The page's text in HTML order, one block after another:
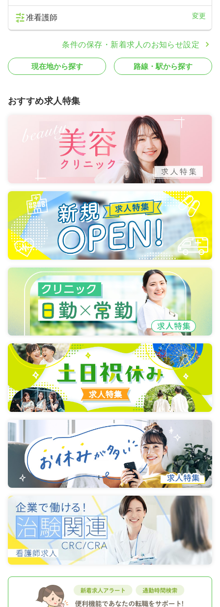
准看護師 変更
条件の保存・新着求人のお知らせ設定
現在地から探す 路線・駅から探す
おすすめ求人特集